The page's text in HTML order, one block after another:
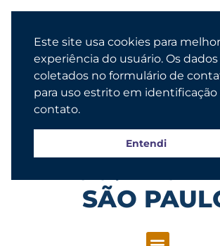
SÃO
Este site usa cookies para
experiência do usuário. Os dados
coletados no formulário de
para uso estrito em identificação
contato.
Entendi